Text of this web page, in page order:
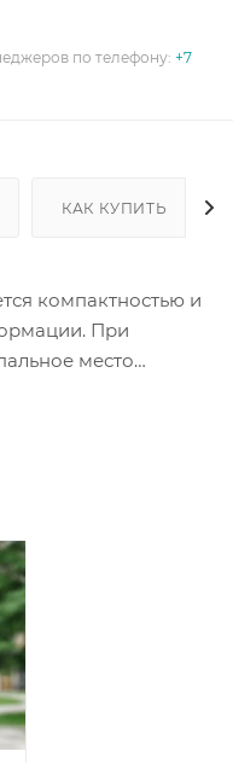
по телефону: +7
КАК КУПИТЬ
компактностью и
При
место
мм с выдвижными